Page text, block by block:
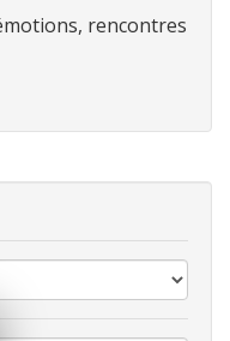
rencontres